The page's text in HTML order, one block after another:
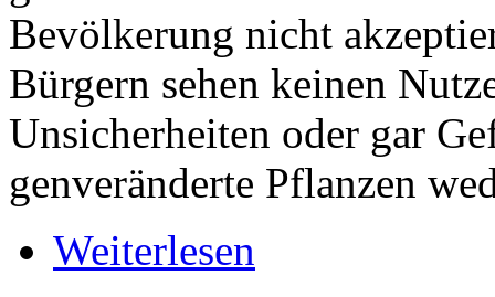
Bevölkerung nicht
Bürgern sehen keinen
Unsicherheiten oder gar
genveränderte Pflanzen
Weiterlesen